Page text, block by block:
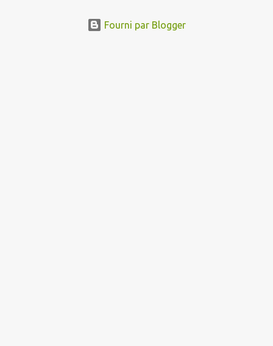
Fourni par Blogger